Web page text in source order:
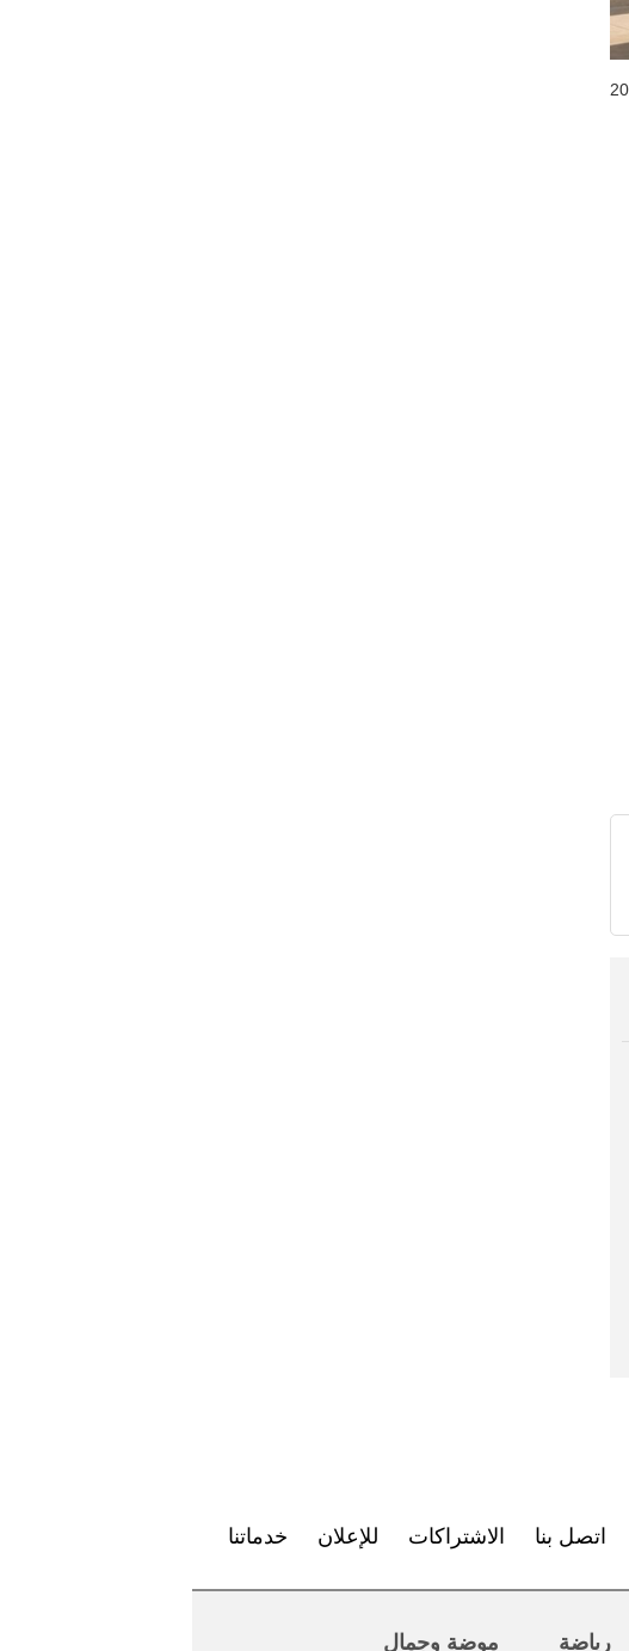
اتصل بنا الاشتراكات للإعلان خدماتنا
رياضة موضة وجمال